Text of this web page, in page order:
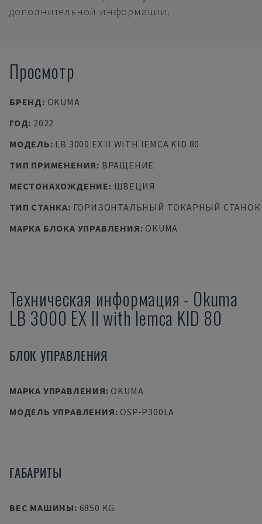
дополнительной информации.
Просмотр
БРЕНД: OKUMA
ГОД: 2022
МОДЕЛЬ: LB 3000 EX II WITH IEMCA KID 80
ТИП ПРИМЕНЕНИЯ: ВРАЩЕНИЕ
МЕСТОНАХОЖДЕНИЕ: ШВЕЦИЯ
ТИП СТАНКА: ГОРИЗОНТАЛЬНЫЙ ТОКАРНЫЙ СТАНОК
МАРКА БЛОКА УПРАВЛЕНИЯ: OKUMA
Техническая информация - Okuma
LB 3000 EX II with Iemca KID 80
БЛОК УПРАВЛЕНИЯ
МАРКА УПРАВЛЕНИЯ: OKUMA
МОДЕЛЬ УПРАВЛЕНИЯ: OSP-P300LA
ГАБАРИТЫ
ВЕС МАШИНЫ: 6850 KG